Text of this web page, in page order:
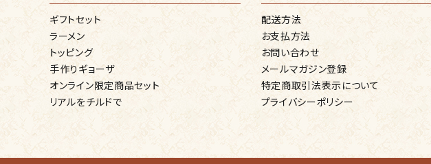
ギフトセット
ラーメン
トッピング
手作りギョーザ
オンライン限定商品セット
リアルをチルドで
配送方法
お支払方法
お問い合わせ
メールマガジン登録
特定商取引法表示について
プライバシーポリシー